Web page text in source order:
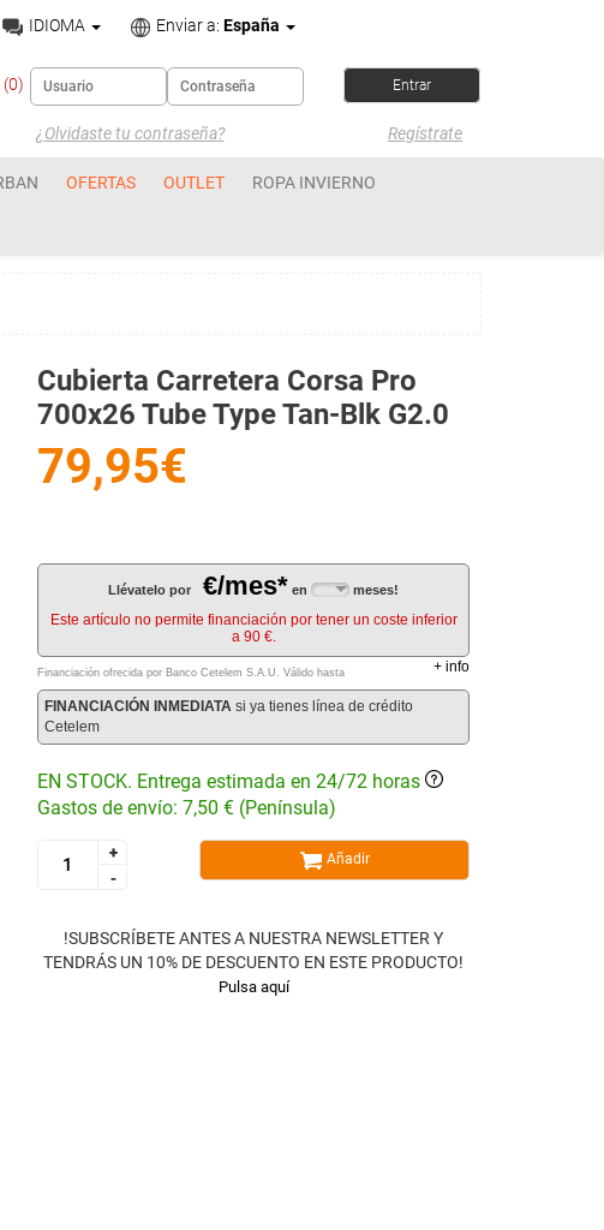
IDIOMA Enviar a: España
(0)
¿Olvidaste tu contraseña? Regístrate
OFERTAS OUTLET ROPA INVIERNO
Cubierta Carretera Corsa Pro
700x26 Tube Type Tan-Blk G2.0
79,95€
Llévatelo por €/mes* en meses!
Este artículo no permite financiación por tener un coste inferior
a 90 €.
Financiación ofrecida por Banco Cetelem S.A.U. Válido hasta + info
FINANCIACIÓN INMEDIATA si ya tienes línea de crédito
Cetelem
EN STOCK. Entrega estimada en 24/72 horas
Gastos de envío: 7,50 € (Península)
+
-
+
-
Añadir
!SUBSCRÍBETE ANTES A NUESTRA NEWSLETTER Y
TENDRÁS UN 10% DE DESCUENTO EN ESTE PRODUCTO!
Pulsa aquí